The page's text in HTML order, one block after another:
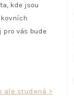
kde jsou
vás bude
ale studená >